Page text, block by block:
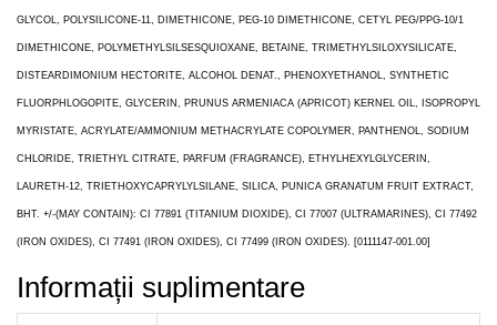
GLYCOL, POLYSILICONE-11, DIMETHICONE, PEG-10 DIMETHICONE, CETYL PEG/PPG-10/1
DIMETHICONE, POLYMETHYLSILSESQUIOXANE, BETAINE, TRIMETHYLSILOXYSILICATE,
DISTEARDIMONIUM HECTORITE, ALCOHOL DENAT., PHENOXYETHANOL, SYNTHETIC
FLUORPHLOGOPITE, GLYCERIN, PRUNUS ARMENIACA (APRICOT) KERNEL OIL, ISOPROPYL
MYRISTATE, ACRYLATE/AMMONIUM METHACRYLATE COPOLYMER, PANTHENOL, SODIUM
CHLORIDE, TRIETHYL CITRATE, PARFUM (FRAGRANCE), ETHYLHEXYLGLYCERIN,
LAURETH-12, TRIETHOXYCAPRYLYLSILANE, SILICA, PUNICA GRANATUM FRUIT EXTRACT,
BHT. +/-(MAY CONTAIN): CI 77891 (TITANIUM DIOXIDE), CI 77007 (ULTRAMARINES), CI 77492
(IRON OXIDES), CI 77491 (IRON OXIDES), CI 77499 (IRON OXIDES). [0111147-001.00]
Informații suplimentare